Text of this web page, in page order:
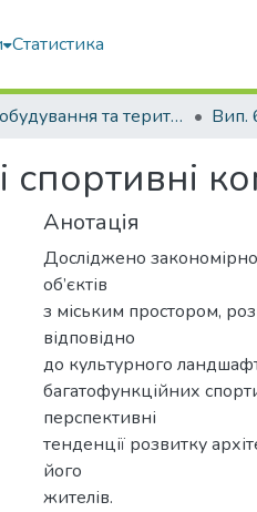
Статистика
Містобудування та територіальне планування Вип.
Анотація
Досліджено
об’єктів
з міським простором,
відповідно
до культурного
багатофункційних
перспективні
тенденції розвитку
його
жителів.